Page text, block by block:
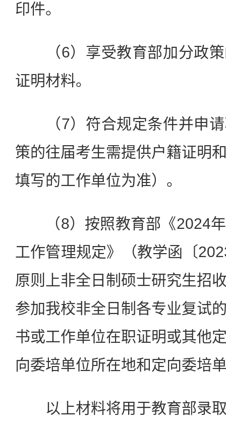
印件。
（6）享受教育部加分政策
证明材料。
（7）符合规定条件并申请
策的往届考生需提供户籍证明
填写的工作单位为准）。
（8）按照教育部《2024年
工作管理规定》（教学函〔
原则上非全日制硕士研究生招
参加我校非全日制各专业复试
书或工作单位在职证明或其他
向委培单位所在地和定向委培
以上材料将用于教育部录取